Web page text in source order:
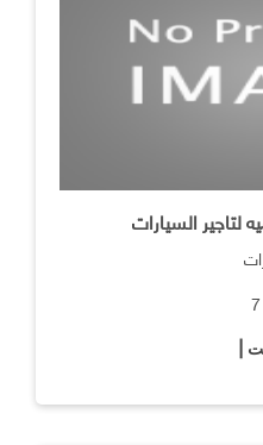
لتاجير السيارات
|